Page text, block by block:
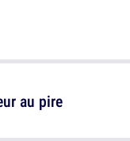
au pire